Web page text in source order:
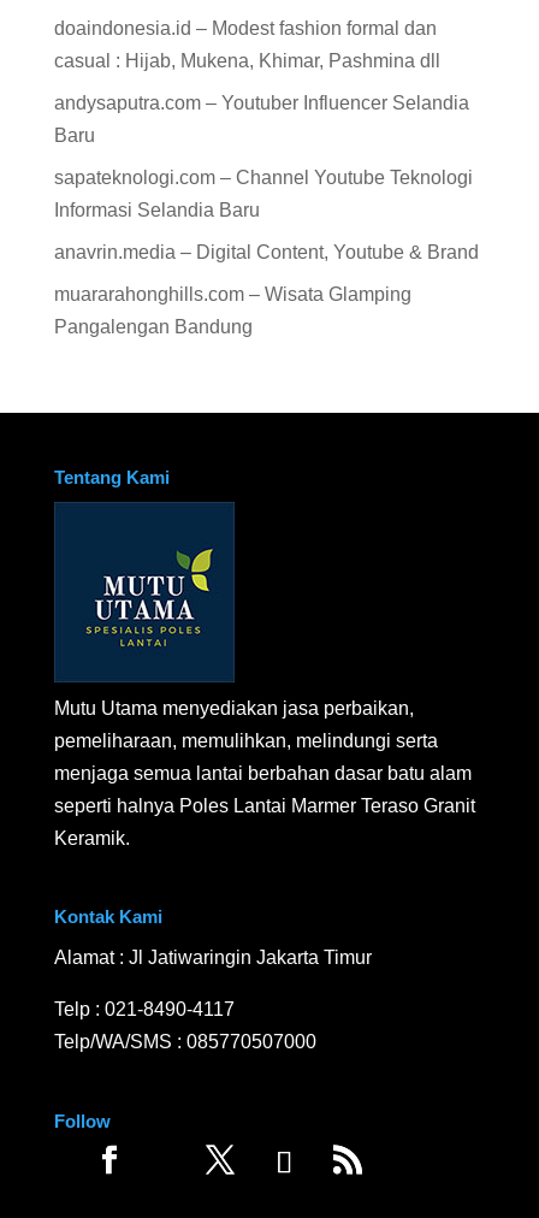
doaindonesia.id – Modest fashion formal dan
casual : Hijab, Mukena, Khimar, Pashmina dll
andysaputra.com – Youtuber Influencer Selandia
Baru
sapateknologi.com – Channel Youtube Teknologi
Informasi Selandia Baru
anavrin.media – Digital Content, Youtube & Brand
muararahonghills.com – Wisata Glamping
Pangalengan Bandung
Tentang Kami
Mutu Utama menyediakan jasa perbaikan,
pemeliharaan, memulihkan, melindungi serta
menjaga semua lantai berbahan dasar batu alam
seperti halnya Poles Lantai Marmer Teraso Granit
Keramik.
Kontak Kami
Alamat : Jl Jatiwaringin Jakarta Timur
Telp : 021-8490-4117
Telp/WA/SMS : 085770507000
Follow